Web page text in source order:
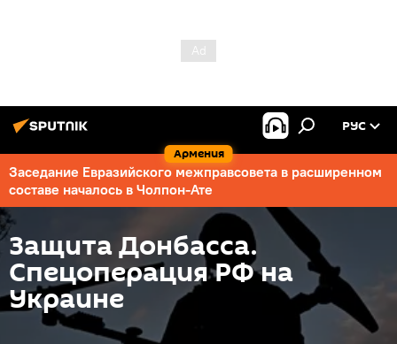
Армения
РУС
Заседание Евразийского межправсовета в расширенном
составе началось в Чолпон-Ате
Защита Донбасса.
Спецоперация РФ на
Украине